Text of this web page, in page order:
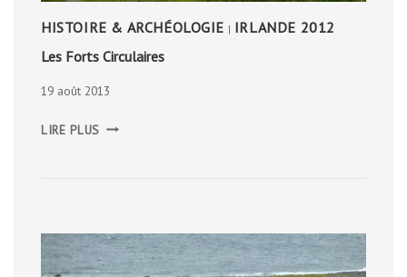
HISTOIRE & ARCHÉOLOGIE | IRLANDE 2012
Les Forts Circulaires
19 août 2013
LIRE PLUS FORTS